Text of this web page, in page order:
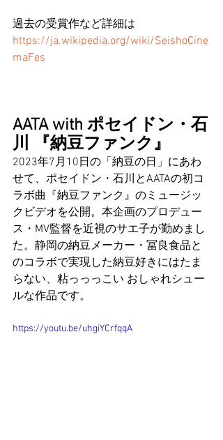
過去の受賞作など詳細は
https://ja.wikipedia.org/wiki/SeishoCine
maFes
AATA with ポセイドン・石
川 『納豆ファンク』
2023年7月10日の「納豆の日」にあわ
せて、ポセイドン・石川とAATAの初コ
ラボ曲『納豆ファンク』のミュージッ
クビデオを公開。本企画のプロデュー
ス・MV監督を近視のサエ子が勤めまし
た。静岡の納豆メーカー・冨良食品と
のコラボで実現した納豆好きにはたま
らない、粘っっっこい おしゃれシュー
ルな作品です。
https://youtu.be/uhgiYCrfqqA